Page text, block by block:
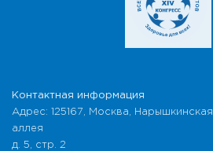
Контактная информация
Адрес: 125167, Москва, Нарышкинская
аллея
д. 5, стр. 2